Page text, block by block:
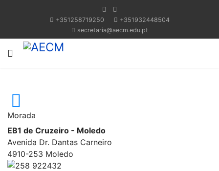
+351258719250
+351932448504
secretaria@aecm.edu.pt
Morada
EB1 de Cruzeiro - Moledo
Avenida Dr. Dantas Carneiro
4910-253 Moledo
258 922432